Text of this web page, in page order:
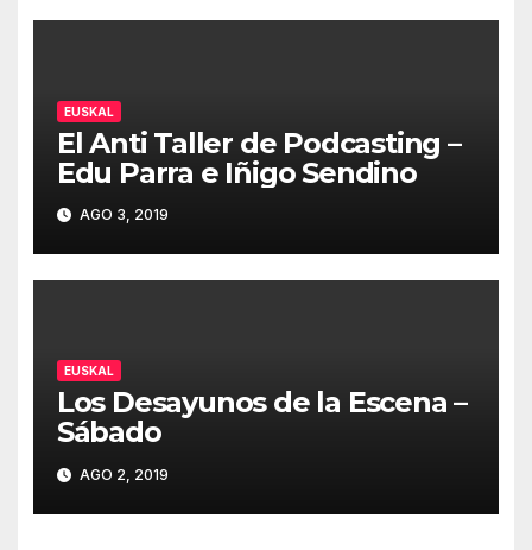
EUSKAL
El Anti Taller de Podcasting –
Edu Parra e Iñigo Sendino
AGO 3, 2019
EUSKAL
Los Desayunos de la Escena –
Sábado
AGO 2, 2019